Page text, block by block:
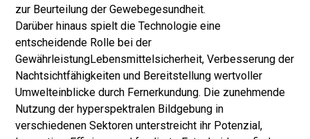
zur Beurteilung der Gewebegesundheit.
Darüber hinaus spielt die Technologie eine
entscheidende Rolle bei der
GewährleistungLebensmittelsicherheit, Verbesserung der
Nachtsichtfähigkeiten und Bereitstellung wertvoller
Umwelteinblicke durch Fernerkundung. Die zunehmende
Nutzung der hyperspektralen Bildgebung in
verschiedenen Sektoren unterstreicht ihr Potenzial,